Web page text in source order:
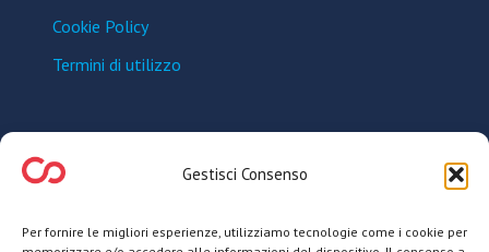
Gestisci Consenso
Per fornire le migliori esperienze, utilizziamo tecnologie come i cookie per
Cookie Policy
Termini di utilizzo
Seguici sui Social
materia di salute e benessere.